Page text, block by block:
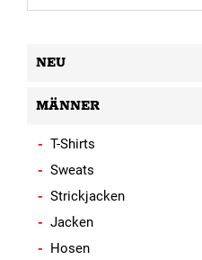
NEU
MÄNNER
T-Shirts
Sweats
Strickjacken
Jacken
Hosen